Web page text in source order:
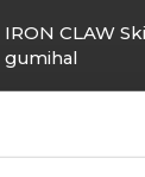
IRON CLAW
gumihal